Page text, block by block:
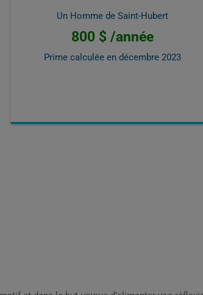
Un Homme de Saint-Hubert
800 $ /année
Prime calculée en décembre 2023